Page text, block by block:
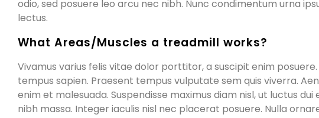
odio, sed posuere leo arcu nec nibh. Nunc condimentum urna
lectus.
What Areas/Muscles a treadmill works?
Vivamus varius felis vitae dolor porttitor, a suscipit enim
tempus sapien. Praesent tempus vulputate sem quis viverra.
enim et malesuada. Suspendisse maximus diam nisl, ut luctus
nibh massa. Integer iaculis nisl nec placerat posuere. Nulla